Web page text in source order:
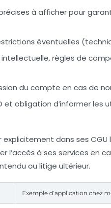
à afficher pour
éventuelles
règles de
du compte en cas de
et obligation d’informer les
dans ses CGU
l’accès à ses services en
ou litige ultérieur.
Exemple d’application chez